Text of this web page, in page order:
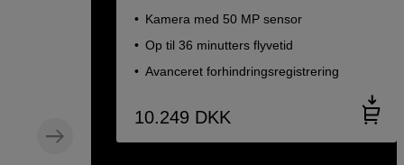
Kamera med 50 MP sensor
Op til 36 minutters flyvetid
Avanceret forhindringsregistrering
10.249 DKK